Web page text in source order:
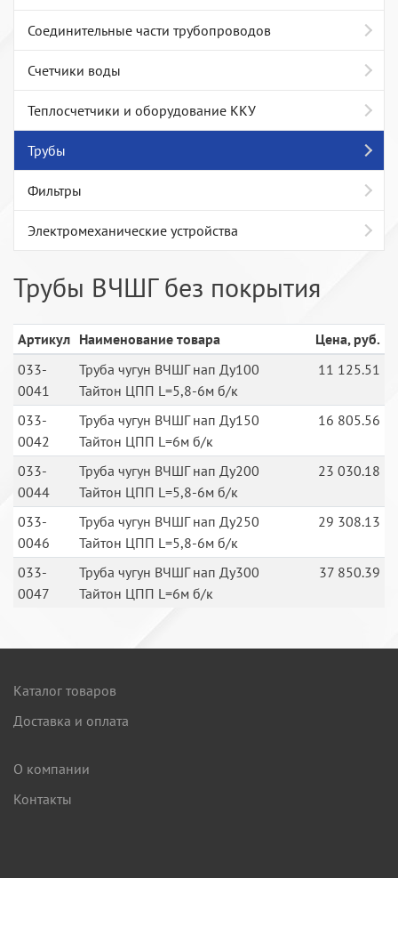
Соединительные части трубопроводов
Счетчики воды
Теплосчетчики и оборудование ККУ
Трубы
Фильтры
Электромеханические устройства
Трубы ВЧШГ без покрытия
Артикул Наименование товара
Цена, руб.
033-
0041
Труба чугун ВЧШГ нап Ду100
Тайтон ЦПП L=5,8-6м б/к
11 125.51
033-
0042
Труба чугун ВЧШГ нап Ду150
Тайтон ЦПП L=6м б/к
16 805.56
033-
0044
Труба чугун ВЧШГ нап Ду200
Тайтон ЦПП L=5,8-6м б/к
23 030.18
033-
0046
Труба чугун ВЧШГ нап Ду250
Тайтон ЦПП L=5,8-6м б/к
29 308.13
033-
0047
Труба чугун ВЧШГ нап Ду300
Тайтон ЦПП L=6м б/к
37 850.39
Каталог товаров
Доставка и оплата
О компании
Контакты